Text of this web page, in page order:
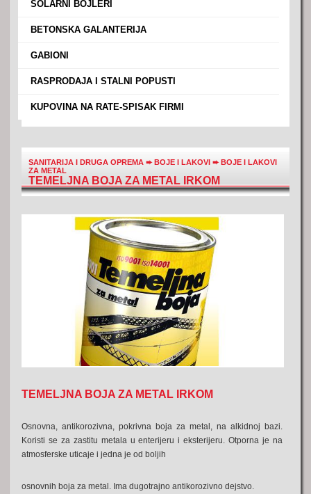
SOLARNI BOJLERI
BETONSKA GALANTERIJA
GABIONI
RASPRODAJA I STALNI POPUSTI
KUPOVINA NA RATE-SPISAK FIRMI
SANITARIJA I DRUGA OPREMA ➨BOJE I LAKOVI ➨BOJE I LAKOVI
ZA METAL
TEMELJNA BOJA ZA METAL IRKOM
TEMELJNA BOJA ZA METAL IRKOM
Osnovna, antikorozivna, pokrivna boja za metal, na alkidnoj bazi.
Koristi se za zastitu metala u enterijeru i eksterijeru. Otporna je na
atmosferske uticaje i jedna je od boljih
osnovnih boja za metal. Ima dugotrajno antikorozivno dejstvo.